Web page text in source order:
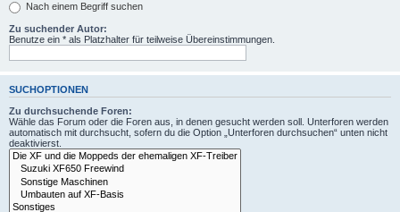
Nach einem Begriff suchen
Zu suchender Autor:
Benutze ein * als Platzhalter für teilweise Übereinstimmungen.
SUCHOPTIONEN
Zu durchsuchende Foren:
Wähle das Forum oder die Foren aus, in denen gesucht werden soll. Unterforen werden
automatisch mit durchsucht, sofern du die Option „Unterforen durchsuchen“ unten nicht
deaktivierst.